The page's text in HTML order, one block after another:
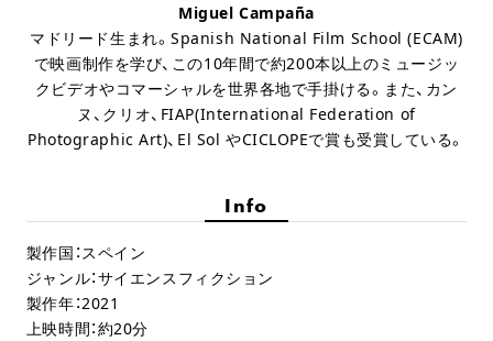
Miguel Campaña
マドリード生まれ。Spanish National Film School (ECAM)
で映画制作を学び、この10年間で約200本以上のミュージッ
クビデオやコマーシャルを世界各地で手掛ける。また、カン
ヌ、クリオ、FIAP(International Federation of
Photographic Art)、El Sol やCICLOPEで賞も受賞している。
Info
製作国：スペイン
ジャンル：サイエンスフィクション
製作年：2021
上映時間：約20分